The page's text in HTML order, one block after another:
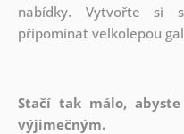
nabídky. Vytvořte si
připomínat velkolepou
Stačí tak málo,
výjimečným.